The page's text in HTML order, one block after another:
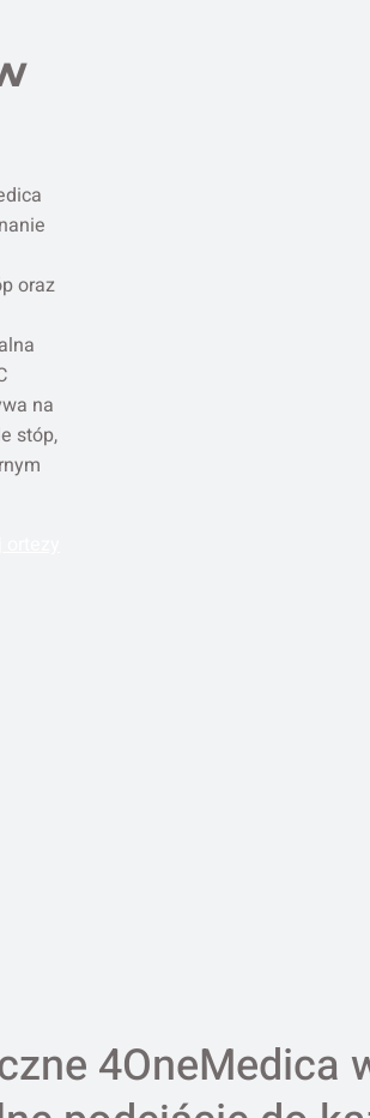
oraz
na
stóp,
4OneMedica